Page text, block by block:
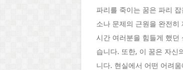
파리를 죽이는 꿈은 파리
소나 문제의 근원을 완전히
시간 여러분을 힘들게 했던
습니다. 또한, 이 꿈은 자신
니다. 현실에서 어떤 어려